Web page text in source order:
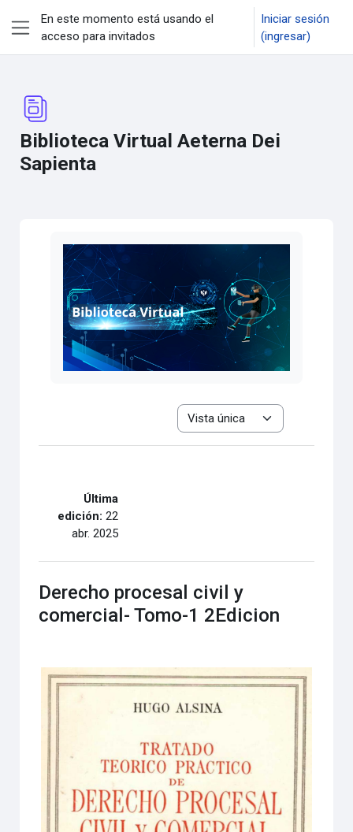
Pánel lateral
En este momento está usando el
acceso para invitados
Iniciar sesión
(ingresar)
Biblioteca Virtual Aeterna Dei
Sapienta
Ver el modo de navegación
Última
edición: 22
abr. 2025
Derecho procesal civil y
comercial- Tomo-1 2Edicion